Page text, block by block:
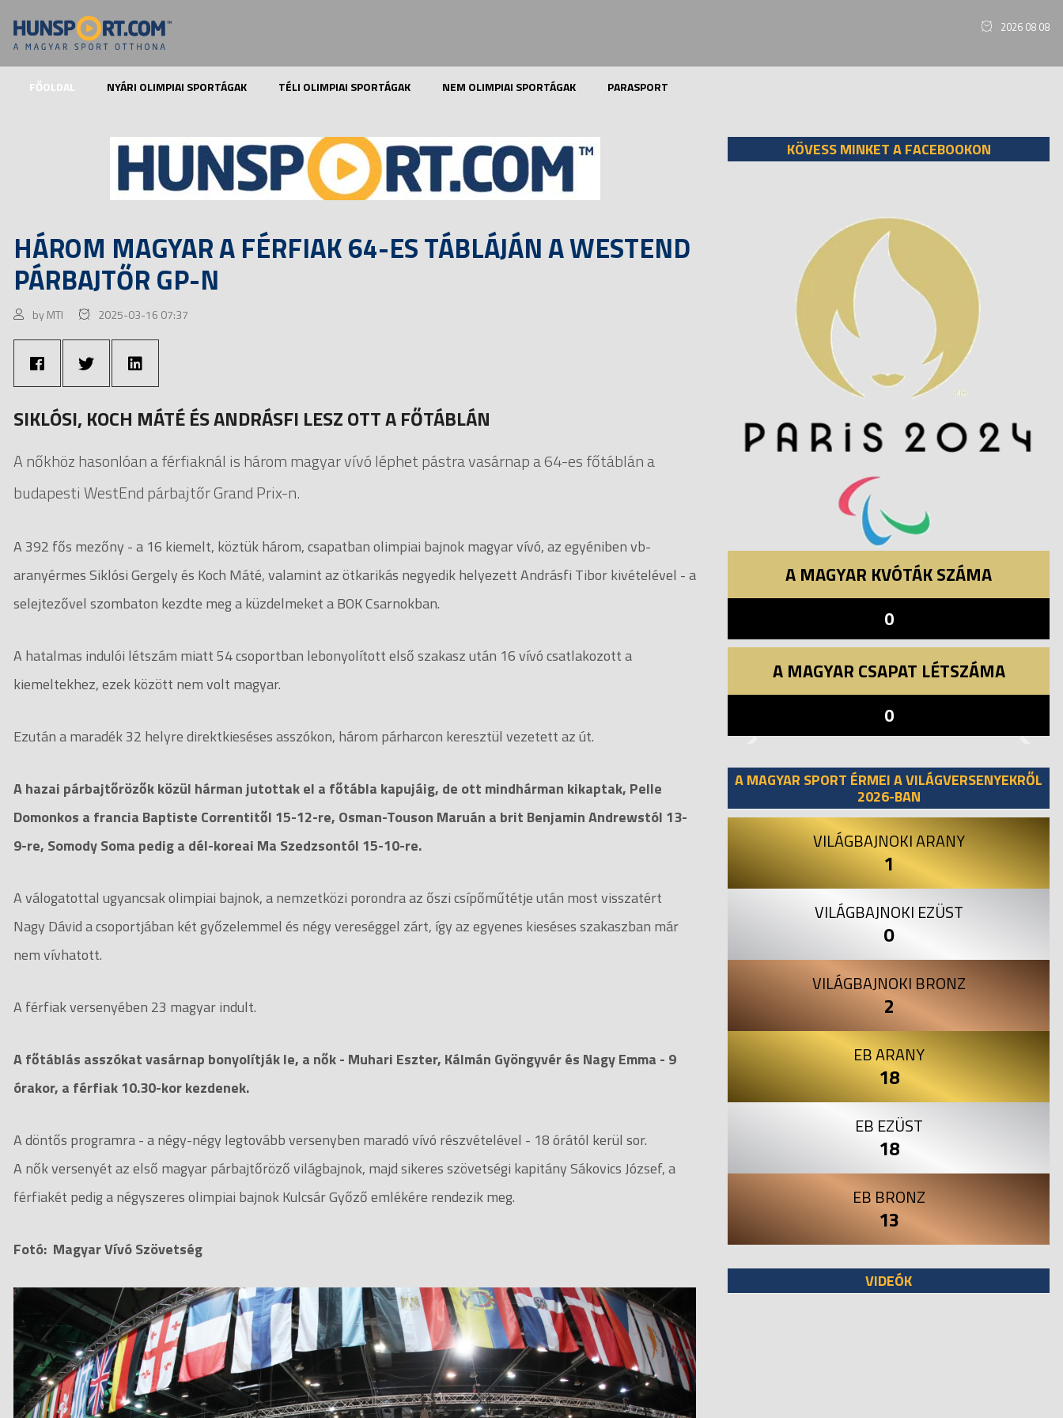
2026 08 08
FŐOLDAL NYÁRI OLIMPIAI SPORTÁGAK TÉLI OLIMPIAI SPORTÁGAK NEM OLIMPIAI SPORTÁGAK PARASPORT
HÁROM MAGYAR A FÉRFIAK 64-ES TÁBLÁJÁN A WESTEND
PÁRBAJTŐR GP-N
by MTI 2025-03-16 07:37
SIKLÓSI, KOCH MÁTÉ ÉS ANDRÁSFI LESZ OTT A FŐTÁBLÁN
A nőkhöz hasonlóan a férfiaknál is három magyar vívó léphet pástra vasárnap a 64-es főtáblán a
budapesti WestEnd párbajtőr Grand Prix-n.
A 392 fős mezőny - a 16 kiemelt, köztük három, csapatban olimpiai bajnok magyar vívó, az egyéniben vb-
aranyérmes Siklósi Gergely és Koch Máté, valamint az ötkarikás negyedik helyezett Andrásfi Tibor kivételével - a
selejtezővel szombaton kezdte meg a küzdelmeket a BOK Csarnokban.
A hatalmas indulói létszám miatt 54 csoportban lebonyolított első szakasz után 16 vívó csatlakozott a
kiemeltekhez, ezek között nem volt magyar.
Ezután a maradék 32 helyre direktkieséses asszókon, három párharcon keresztül vezetett az út.
A hazai párbajtőrözők közül hárman jutottak el a főtábla kapujáig, de ott mindhárman kikaptak, Pelle
Domonkos a francia Baptiste Correntitől 15-12-re, Osman-Touson Maruán a brit Benjamin Andrewstól 13-
9-re, Somody Soma pedig a dél-koreai Ma Szedzsontól 15-10-re.
A válogatottal ugyancsak olimpiai bajnok, a nemzetközi porondra az őszi csípőműtétje után most visszatért
Nagy Dávid a csoportjában két győzelemmel és négy vereséggel zárt, így az egyenes kieséses szakaszban már
nem vívhatott.
A férfiak versenyében 23 magyar indult.
A főtáblás asszókat vasárnap bonyolítják le, a nők - Muhari Eszter, Kálmán Gyöngyvér és Nagy Emma - 9
órakor, a férfiak 10.30-kor kezdenek.
A döntős programra - a négy-négy legtovább versenyben maradó vívó részvételével - 18 órától kerül sor.
A nők versenyét az első magyar párbajtőröző világbajnok, majd sikeres szövetségi kapitány Sákovics József, a
férfiakét pedig a négyszeres olimpiai bajnok Kulcsár Győző emlékére rendezik meg.
Fotó: Magyar Vívó Szövetség
KÖVESS MINKET A FACEBOOKON
A MAGYAR KVÓTÁK SZÁMA
0
A MAGYAR CSAPAT LÉTSZÁMA
0
A MAGYAR SPORT ÉRMEI A VILÁGVERSENYEKRŐL
2026-BAN
VILÁGBAJNOKI ARANY
1
VILÁGBAJNOKI EZÜST
0
VILÁGBAJNOKI BRONZ
2
EB ARANY
18
EB EZÜST
18
EB BRONZ
13
VIDEÓK